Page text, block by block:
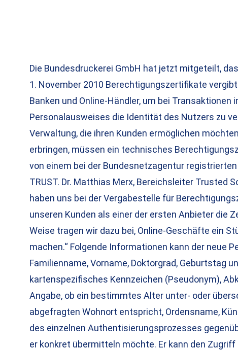
Die Bundesdruckerei GmbH hat jetzt mitgeteilt,
1. November 2010 Berechtigungszertifikate
Banken und Online-Händler, um bei
Personalausweises die Identität des Nutzers zu
Verwaltung, die ihren Kunden ermöglichen
erbringen, müssen ein technisches
von einem bei der Bundesnetzagentur
TRUST. Dr. Matthias Merx, Bereichsleiter Trusted
haben uns bei der Vergabestelle für
unseren Kunden als einer der ersten Anbieter die
Weise tragen wir dazu bei, Online-Geschäfte ein
machen.“ Folgende Informationen kann der neue
Familienname, Vorname, Doktorgrad, Geburtstag
kartenspezifisches Kennzeichen (Pseudonym),
Angabe, ob ein bestimmtes Alter unter- oder
abgefragten Wohnort entspricht, Ordensname,
des einzelnen Authentisierungsprozesses
er konkret übermitteln möchte. Er kann den